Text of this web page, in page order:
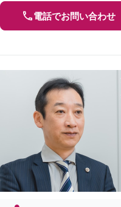
電話でお問い合わせ